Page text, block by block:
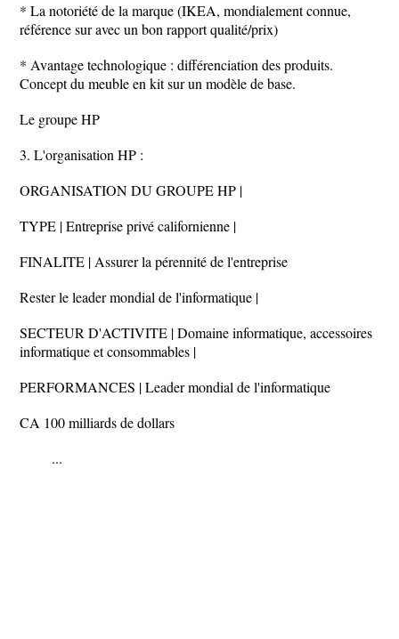
* La notoriété de la marque (IKEA, mondialement connue,
référence sur avec un bon rapport qualité/prix)
* Avantage technologique : différenciation des produits.
Concept du meuble en kit sur un modèle de base.
Le groupe HP
3. L'organisation HP :
ORGANISATION DU GROUPE HP |
TYPE | Entreprise privé californienne |
FINALITE | Assurer la pérennité de l'entreprise
Rester le leader mondial de l'informatique |
SECTEUR D'ACTIVITE | Domaine informatique, accessoires
informatique et consommables |
PERFORMANCES | Leader mondial de l'informatique
CA 100 milliards de dollars
...